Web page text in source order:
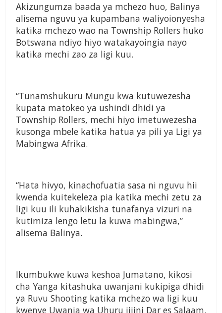
Akizungumza baada ya mchezo huo, Balinya
alisema nguvu ya kupambana waliyoionyesha
katika mchezo wao na Township Rollers huko
Botswana ndiyo hiyo watakayoingia nayo
katika mechi zao za ligi kuu.
“Tunamshukuru Mungu kwa kutuwezesha
kupata matokeo ya ushindi dhidi ya
Township Rollers, mechi hiyo imetuwezesha
kusonga mbele katika hatua ya pili ya Ligi ya
Mabingwa Afrika.
“Hata hivyo, kinachofuatia sasa ni nguvu hii
kwenda kuitekeleza pia katika mechi zetu za
ligi kuu ili kuhakikisha tunafanya vizuri na
kutimiza lengo letu la kuwa mabingwa,”
alisema Balinya.
Ikumbukwe kuwa keshoa Jumatano, kikosi
cha Yanga kitashuka uwanjani kukipiga dhidi
ya Ruvu Shooting katika mchezo wa ligi kuu
kwenye Uwanja wa Uhuru jijini Dar es Salaam.